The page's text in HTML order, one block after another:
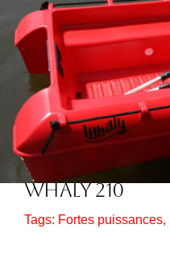
Whaly 210
Tags: Fortes puissances,